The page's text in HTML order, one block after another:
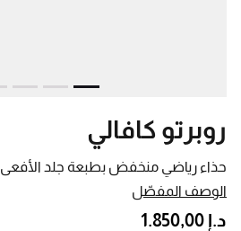
حذاء رياضي منخفض بطبعة جلد الأفعى
روبرتو كافالي
الوصف المفصّل
د.إ 1.850,00